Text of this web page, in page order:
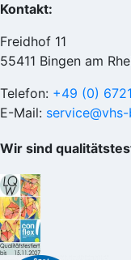
Kontakt:
Freidhof 11
55411 Bingen am
Telefon: +49 (0)
E-Mail:
Wir sind